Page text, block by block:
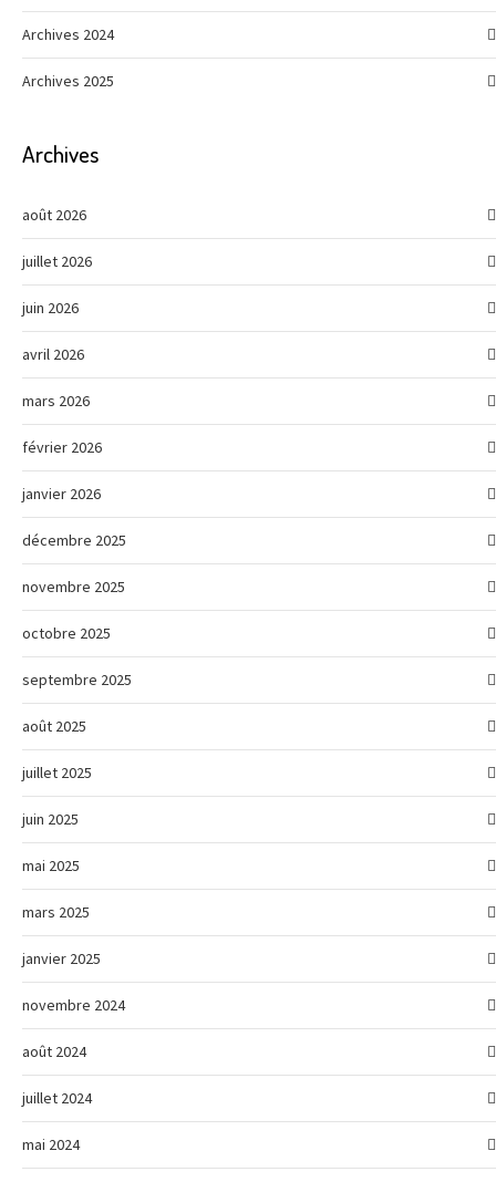
Archives 2024
Archives 2025
Archives
août 2026
juillet 2026
juin 2026
avril 2026
mars 2026
février 2026
janvier 2026
décembre 2025
novembre 2025
octobre 2025
septembre 2025
août 2025
juillet 2025
juin 2025
mai 2025
mars 2025
janvier 2025
novembre 2024
août 2024
juillet 2024
mai 2024